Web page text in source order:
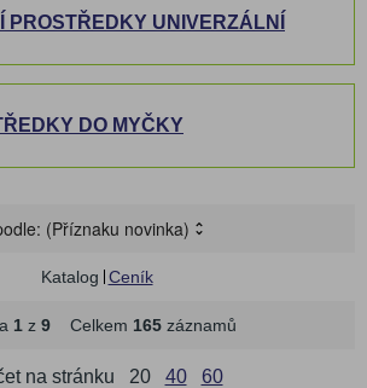
PROSTŘEDKY UNIVERZÁLNÍ
DO MYČKY
(Příznaku novinka)
Katalog Ceník
1z 9Celkem 165záznamů
na stránku 20 40 60